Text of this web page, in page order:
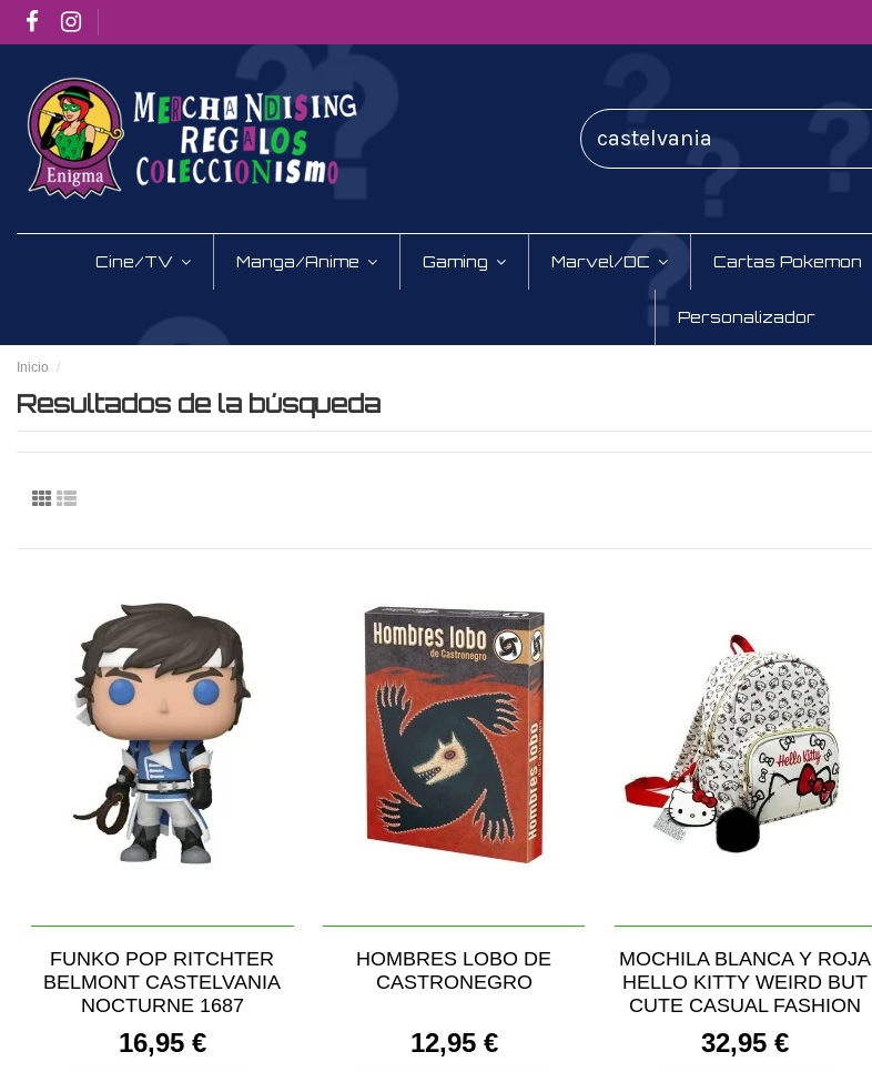
Cine/TV Manga/Anime Gaming Marvel/DC Cartas Pokemon
Personalizador
Inicio
Resultados de la búsqueda
FUNKO POP RITCHTER
BELMONT CASTELVANIA
NOCTURNE 1687
16,95 €
HOMBRES LOBO DE
CASTRONEGRO
12,95 €
MOCHILA BLANCA Y ROJA
HELLO KITTY WEIRD BUT
CUTE CASUAL FASHION
32,95 €